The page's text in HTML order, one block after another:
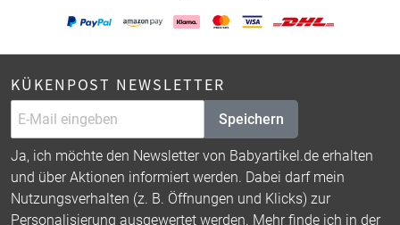
KÜKENPOST NEWSLETTER
Speichern
Ja, ich möchte den Newsletter von Babyartikel.de erhalten
und über Aktionen informiert werden. Dabei darf mein
Nutzungsverhalten (z. B. Öffnungen und Klicks) zur
Personalisierung ausgewertet werden. Mehr finde ich in der